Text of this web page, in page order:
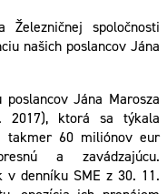
spoločnosti
našich poslancov Jána
Jána Marosza
2017), ktorá sa týkala
takmer 60 miliónov eur
a zavádzajúcu.
v denníku SME z 30. 11.